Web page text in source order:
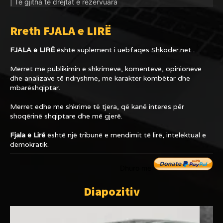
| Të gjitha të drejtat e rezervuara
Rreth FJALA e LIRË
FJALA e LIRËështë suplement i uebfaqes Shkoder.net...
Merret me publikimin e shkrimeve, komenteve, opinioneve
dhe analizave të ndryshme, me karakter kombëtar dhe
mbarëshqiptar.
Merret edhe me shkrime të tjera, që kanë interes për
shoqërinë shqiptare dhe më gjerë.
Fjala e Lirë është një tribunë e mendimit të lirë, intelektual e
demokratik.
Diapozitiv